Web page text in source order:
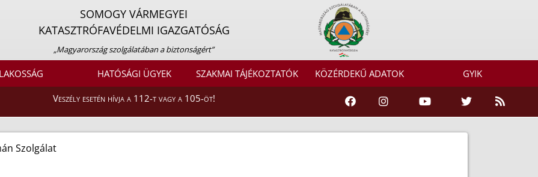
SOMOGY VÁRMEGYEI
KATASZTRÓFAVÉDELMI IGAZGATÓSÁG
„Magyarország szolgálatában a biztonságért”
LAKOSSÁG HATÓSÁGI ÜGYEK SZAKMAI TÁJÉKOZTATÓK KÖZÉRDEKŰ ADATOK GYIK
Veszély esetén hívja a 112-t vagy a 105-öt!
Szolgálat